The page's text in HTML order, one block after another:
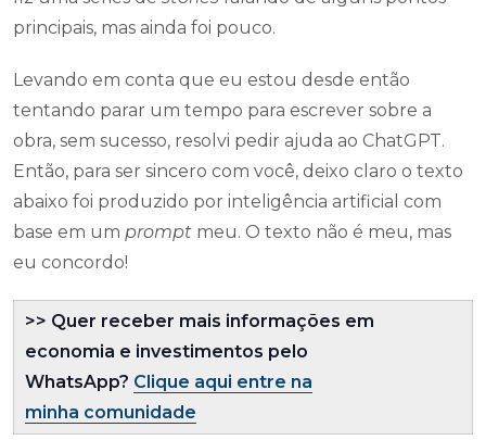
principais, mas ainda foi pouco.
Levando em conta que eu estou desde então
tentando parar um tempo para escrever sobre a
obra, sem sucesso, resolvi pedir ajuda ao ChatGPT.
Então, para ser sincero com você, deixo claro o texto
abaixo foi produzido por inteligência artificial com
base em um prompt meu. O texto não é meu, mas
eu concordo!
>> Quer receber mais informações em
economia e investimentos pelo
WhatsApp? Cl ique aqui entre na
minha comunidade